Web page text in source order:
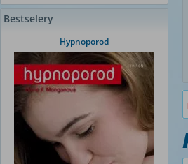
Bestselery
Hypnoporod